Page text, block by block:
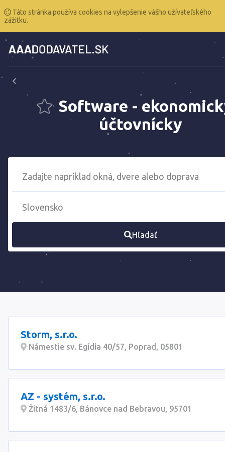
Táto stránka používa cookies na vylepšenie vášho užívateľského
zážitku.
Software -
účtovnícky
Hľadať
Storm, s.r.o.
Námestie sv. Egídia 40/57, Poprad, 05801
AZ - systém, s.r.o.
Žitná 1483/6, Bánovce nad Bebravou, 95701